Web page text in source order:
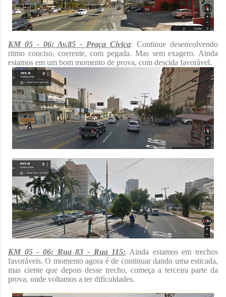
KM 05 - 06: Av.85 - Praça Cívica: Continue desenvolvendo
ritmo conciso, coerente, com pegada. Mas sem exagero. Ainda
estamos em um bom momento de prova, com descida favorável.
KM 05 - 06: Rua 83 - Rua 115: Ainda estamos em trechos
favoráveis. O momento agora é de continuar dando uma esticada,
mas ciente que depois desse trecho, começa a terceira parte da
prova, onde voltamos a ter dificuldades.